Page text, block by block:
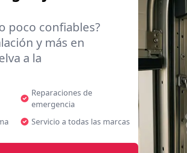
poco confiables?
y más en
a la
Reparaciones de
emergencia
Servicio a todas las marcas